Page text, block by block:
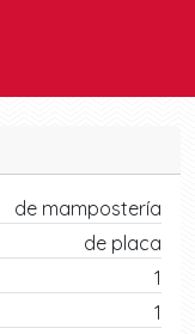
de mampostería
de placa
1
1